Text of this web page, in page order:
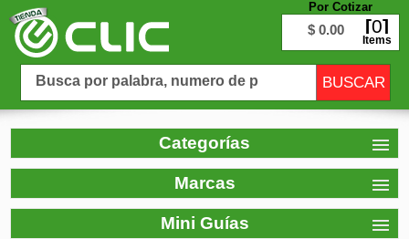
Por Cotizar
$ 0.00 0
Items
Categorías
Marcas
Mini Guías